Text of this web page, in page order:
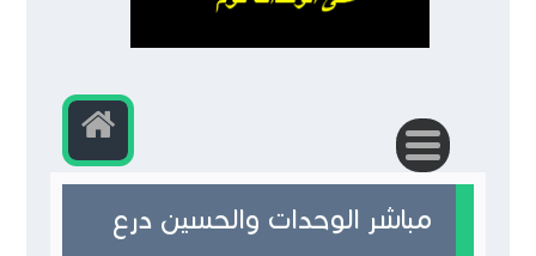
مباشر الوحدات والحسين درع